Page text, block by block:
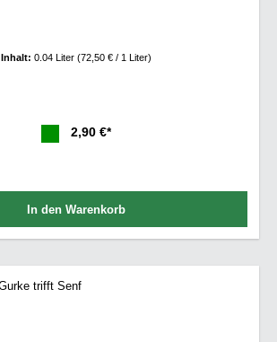
Inhalt: 0.04 Liter (72,50 € / 1 Liter)
2,90 €*
In den Warenkorb